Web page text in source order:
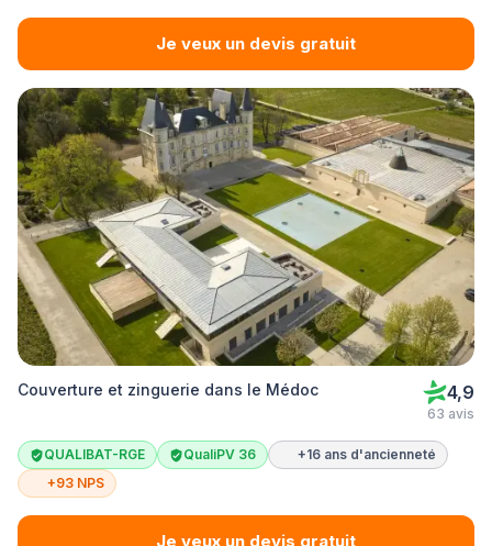
Je veux un devis gratuit
Couverture et zinguerie dans le Médoc 4,9
63 avis
QUALIBAT-RGE QualiPV 36
+16 ans d'ancienneté
+93 NPS
Je veux un devis gratuit